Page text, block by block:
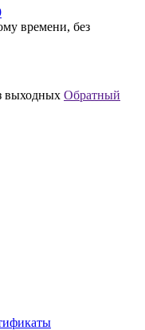
времени, без
выходных Обратный